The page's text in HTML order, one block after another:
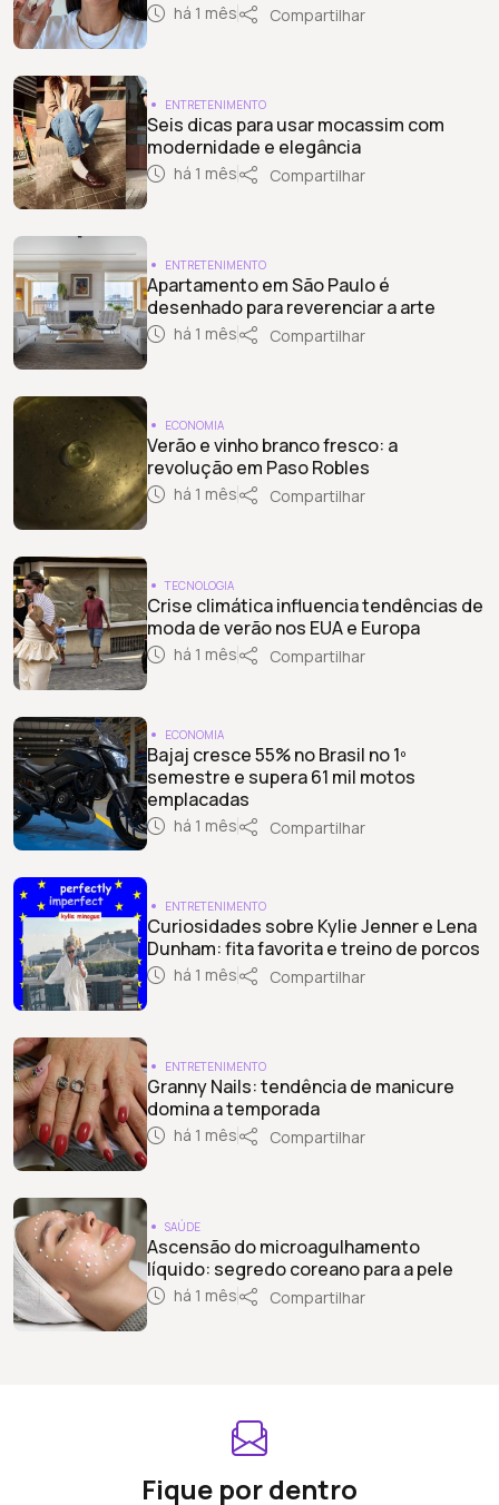
há 1 mês Compartilhar
ENTRETENIMENTO
Seis dicas para usar mocassim com
modernidade e elegância
há 1 mês Compartilhar
ENTRETENIMENTO
Apartamento em São Paulo é
desenhado para reverenciar a arte
há 1 mês Compartilhar
ECONOMIA
Verão e vinho branco fresco: a
revolução em Paso Robles
há 1 mês Compartilhar
TECNOLOGIA
Crise climática influencia tendências de
moda de verão nos EUA e Europa
há 1 mês Compartilhar
ECONOMIA
Bajaj cresce 55% no Brasil no 1º
semestre e supera 61 mil motos
emplacadas
há 1 mês Compartilhar
ENTRETENIMENTO
Curiosidades sobre Kylie Jenner e Lena
Dunham: fita favorita e treino de porcos
há 1 mês Compartilhar
ENTRETENIMENTO
Granny Nails: tendência de manicure
domina a temporada
há 1 mês Compartilhar
SAÚDE
Ascensão do microagulhamento
líquido: segredo coreano para a pele
há 1 mês Compartilhar
Fique por dentro